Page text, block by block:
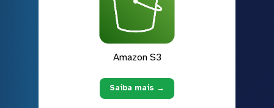
Amazon S3
Saiba mais →